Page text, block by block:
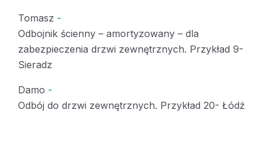
Tomasz -
Odbojnik ścienny – amortyzowany – dla
zabezpieczenia drzwi zewnętrznych. Przykład 9-
Sieradz
Damo -
Odbój do drzwi zewnętrznych. Przykład 20- Łódź